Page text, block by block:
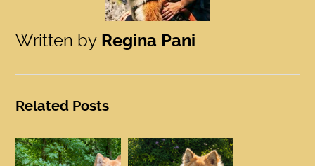
Written by Regina Pani
Related Posts